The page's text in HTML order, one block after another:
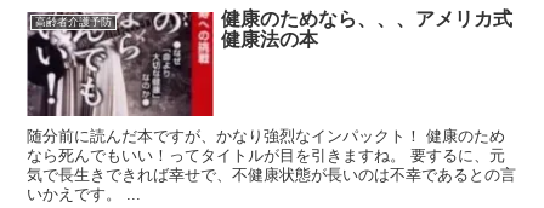
高齢者介護予防
健康のためなら、、、アメリカ式
健康法の本
随分前に読んだ本ですが、かなり強烈なインパックト！ 健康のため
なら死んでもいい！ってタイトルが目を引きますね。 要するに、元
気で長生きできれば幸せで、不健康状態が長いのは不幸であるとの言
いかえです。 ...